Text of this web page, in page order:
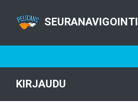
SEURANAVIGOINTI
KIRJAUDU